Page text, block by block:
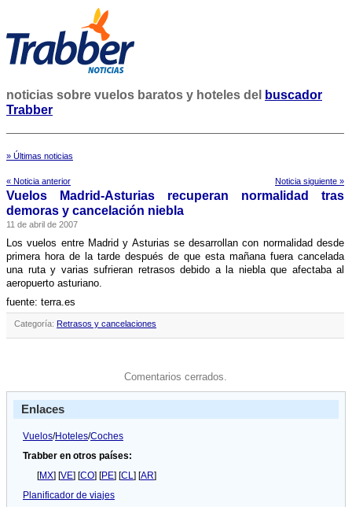
noticias sobre vuelos baratos y hoteles del
buscador
Trabber
» Últimas noticias
« Noticia anterior Noticia siguiente »
Vuelos Madrid-Asturias recuperan normalidad tras
demoras y cancelación niebla
11 de abril de 2007
Los vuelos entre Madrid y Asturias se desarrollan con normalidad desde
primera hora de la tarde después de que esta mañana fuera cancelada
una ruta y varias sufrieran retrasos debido a la niebla que afectaba al
aeropuerto asturiano.
fuente: terra.es
Categoría: Retrasos y cancelaciones
Comentarios cerrados.
Enlaces
Vuelos/Hoteles/Coches
Trabber en otros países:
[MX] [VE] [CO] [PE] [CL] [AR]
Planificador de viajes